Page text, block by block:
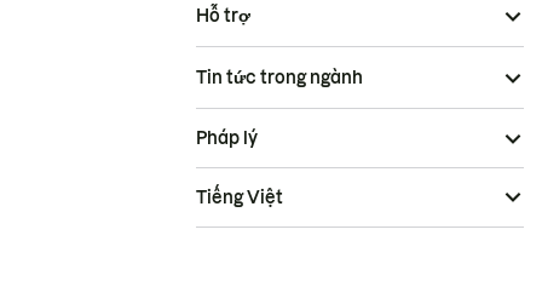
Hỗ trợ
Tin tức trong ngành
Pháp lý
Tiếng Việt